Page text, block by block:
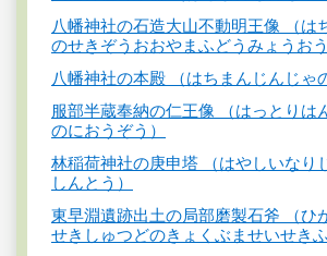
八幡神社の石造大山不動明王像 （は
のせきぞうおおやまふどうみょうおう
八幡神社の本殿 （はちまんじんじゃ
服部半蔵奉納の仁王像 （はっとりは
のにおうぞう）
林稲荷神社の庚申塔 （はやしいなり
しんとう）
東早淵遺跡出土の局部磨製石斧 （ひ
せきしゅつどのきょくぶませいせきふ